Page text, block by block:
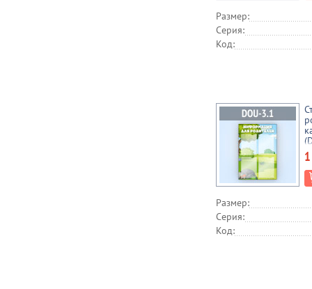
Размер:
Серия:
Код:
Размер:
Серия:
Код: